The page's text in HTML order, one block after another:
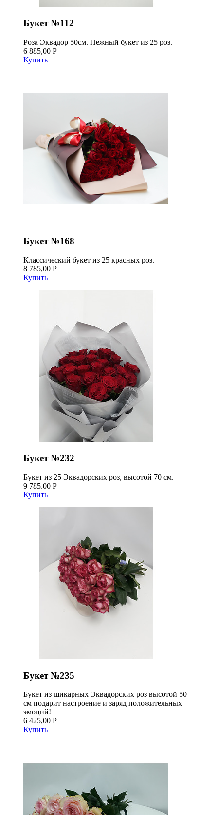
Букет №112
Роза Эквадор 50см. Нежный букет из 25 роз.
6 885,00 Р
Купить
Букет №168
Классический букет из 25 красных роз.
8 785,00 Р
Купить
Букет №232
Букет из 25 Эквадорских роз, высотой 70 см.
9 785,00 Р
Купить
Букет №235
Букет из шикарных Эквадорских роз высотой 50
см подарит настроение и заряд положительных
эмоций!
6 425,00 Р
Купить